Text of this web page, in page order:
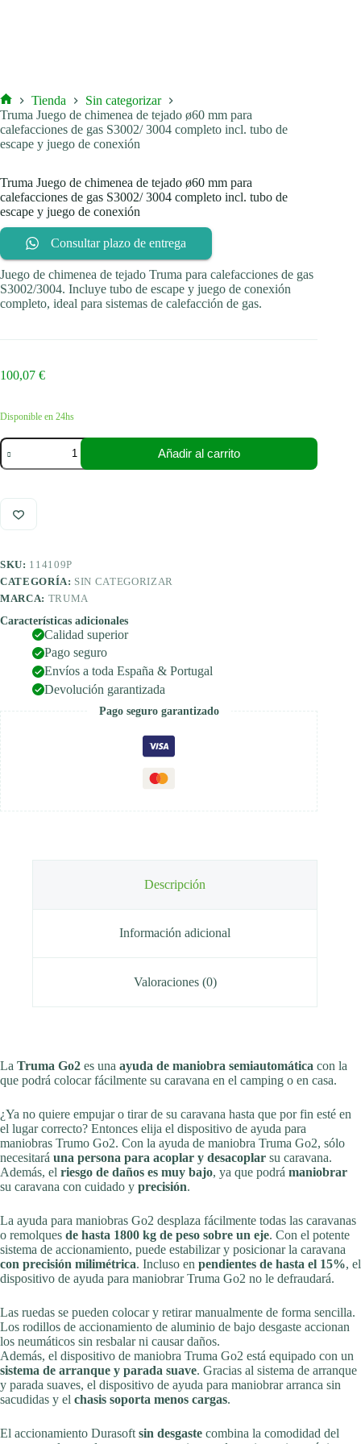
Inicio
Tienda
Sin categorizar
Truma Juego de chimenea de tejado ø60 mm para
calefacciones de gas S3002/ 3004 completo incl. tubo de
escape y juego de conexión
Truma Juego de chimenea de tejado ø60 mm para
calefacciones de gas S3002/ 3004 completo incl. tubo de
escape y juego de conexión
Consultar plazo de entrega
Juego de chimenea de tejado Truma para calefacciones de gas
S3002/3004. Incluye tubo de escape y juego de conexión
completo, ideal para sistemas de calefacción de gas.
100,07 €
Disponible en 24hs
Truma
Juego
de
de
tejado
ø60
calefacciones
de
gas
3004
completo
escape
juego
de
conexión
cantidad
Añadir al carrito
SKU: 114109P
CATEGORÍA: SIN CATEGORIZAR
MARCA: TRUMA
Características adicionales
Calidad superior
Pago seguro
Envíos a toda España & Portugal
Devolución garantizada
Pago seguro garantizado
Descripción
Información adicional
Valoraciones (0)
La Truma Go2 es una ayuda de maniobra semiautomática con la
que podrá colocar fácilmente su caravana en el camping o en casa.
¿Ya no quiere empujar o tirar de su caravana hasta que por fin esté en
el lugar correcto? Entonces elija el dispositivo de ayuda para
maniobras Trumo Go2. Con la ayuda de maniobra Truma Go2, sólo
necesitará una persona para acoplar y desacoplar su caravana.
Además, el riesgo de daños es muy bajo, ya que podrá maniobrar
su caravana con cuidado y precisión.
La ayuda para maniobras Go2 desplaza fácilmente todas las caravanas
o remolques de hasta 1800 kg de peso sobre un eje. Con el potente
sistema de accionamiento, puede estabilizar y posicionar la caravana
con precisión milimétrica. Incluso en pendientes de hasta el 15%, el
dispositivo de ayuda para maniobrar Truma Go2 no le defraudará.
Las ruedas se pueden colocar y retirar manualmente de forma sencilla.
Los rodillos de accionamiento de aluminio de bajo desgaste accionan
los neumáticos sin resbalar ni causar daños.
Además, el dispositivo de maniobra Truma Go2 está equipado con un
sistema de arranque y parada suave. Gracias al sistema de arranque
y parada suaves, el dispositivo de ayuda para maniobrar arranca sin
sacudidas y el chasis soporta menos cargas.
El accionamiento Durasoft sin desgaste combina la comodidad del